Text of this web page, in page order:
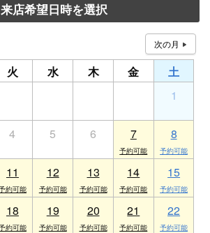
来店希望日時を選択
火 水 木 金
土
1
4 5 6 7 8
11 12 13 14 15
18 19 20 21 22